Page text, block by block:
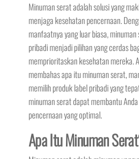
Minuman serat adalah solusi yang
menjaga kesehatan pencernaan.
manfaatnya yang luar biasa,
pribadi menjadi pilihan yang cerdas
memprioritaskan kesehatan mereka.
membahas apa itu minuman serat,
memilih produk label pribadi yang
minuman serat dapat membantu
pencernaan yang optimal.
Apa Itu Minuman